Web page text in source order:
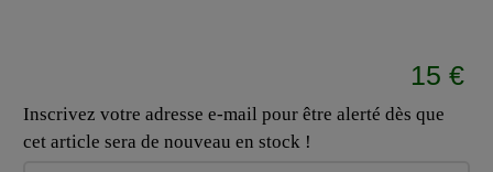
15 €
Inscrivez votre adresse e-mail pour être alerté dès que
cet article sera de nouveau en stock !